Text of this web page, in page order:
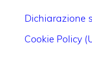
Dichiarazione
Cookie Policy